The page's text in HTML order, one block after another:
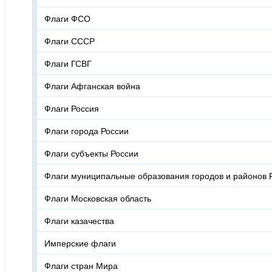
Флаги ФСО
Флаги СССР
Флаги ГСВГ
Флаги Афганская война
Флаги Россия
Флаги города России
Флаги субъекты России
Флаги муниципальные образования городов и районов
Флаги Московская область
Флаги казачества
Имперские флаги
Флаги стран Мира